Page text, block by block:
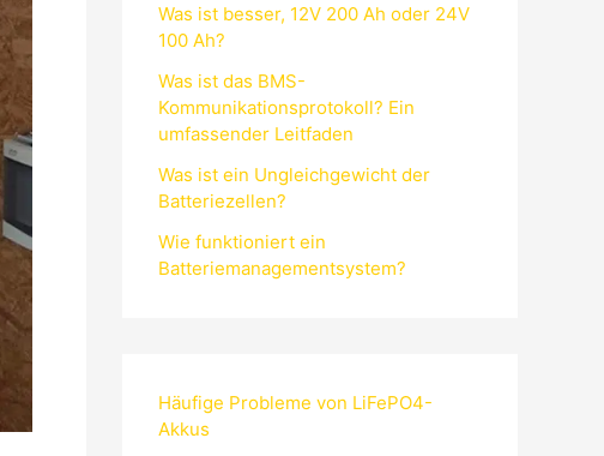
Was ist besser, 12V 200 Ah oder 24V
100 Ah?
Was ist das BMS-
Kommunikationsprotokoll? Ein
umfassender Leitfaden
Was ist ein Ungleichgewicht der
Batteriezellen?
Wie funktioniert ein
Batteriemanagementsystem?
Häufige Probleme von LiFePO4-
Akkus